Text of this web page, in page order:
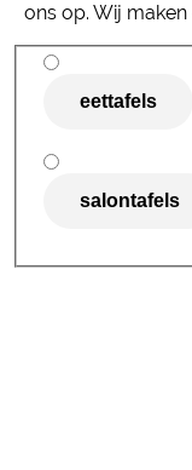
ons op. Wij
eettafels
salontafels